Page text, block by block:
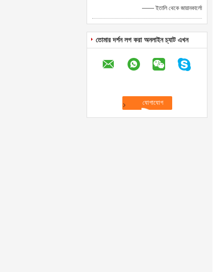
—— ইতালি থেকে জায়ানকার্লো
তোমার দর্শন লগ করা অনলাইন চ্যাট এখন